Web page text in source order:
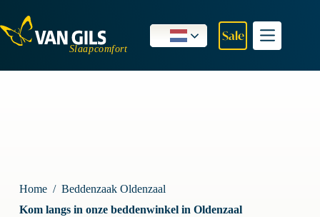
de
inhoud
Sale
Home / Beddenzaak Oldenzaal
Kom langs in onze beddenwinkel in Oldenzaal